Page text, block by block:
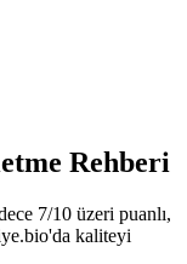
Rehberi
7/10 üzeri puanlı,
kaliteyi